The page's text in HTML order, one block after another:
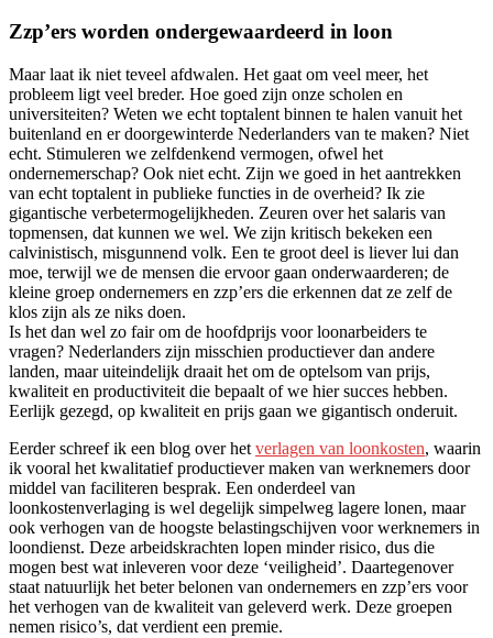
Zzp’ers worden ondergewaardeerd in loon
Maar laat ik niet teveel afdwalen. Het gaat om veel meer, het
probleem ligt veel breder. Hoe goed zijn onze scholen en
universiteiten? Weten we echt toptalent binnen te halen vanuit het
buitenland en er doorgewinterde Nederlanders van te maken? Niet
echt. Stimuleren we zelfdenkend vermogen, ofwel het
ondernemerschap? Ook niet echt. Zijn we goed in het aantrekken
van echt toptalent in publieke functies in de overheid? Ik zie
gigantische verbetermogelijkheden. Zeuren over het salaris van
topmensen, dat kunnen we wel. We zijn kritisch bekeken een
calvinistisch, misgunnend volk. Een te groot deel is liever lui dan
moe, terwijl we de mensen die ervoor gaan onderwaarderen; de
kleine groep ondernemers en zzp’ers die erkennen dat ze zelf de
klos zijn als ze niks doen.
Is het dan wel zo fair om de hoofdprijs voor loonarbeiders te
vragen? Nederlanders zijn misschien productiever dan andere
landen, maar uiteindelijk draait het om de optelsom van prijs,
kwaliteit en productiviteit die bepaalt of we hier succes hebben.
Eerlijk gezegd, op kwaliteit en prijs gaan we gigantisch onderuit.
Eerder schreef ik een blog over het verlagen van loonkosten, waarin
ik vooral het kwalitatief productiever maken van werknemers door
middel van faciliteren besprak. Een onderdeel van
loonkostenverlaging is wel degelijk simpelweg lagere lonen, maar
ook verhogen van de hoogste belastingschijven voor werknemers in
loondienst. Deze arbeidskrachten lopen minder risico, dus die
mogen best wat inleveren voor deze ‘veiligheid’. Daartegenover
staat natuurlijk het beter belonen van ondernemers en zzp’ers voor
het verhogen van de kwaliteit van geleverd werk. Deze groepen
nemen risico’s, dat verdient een premie.